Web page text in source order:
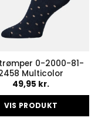
0-2000-81-
Multicolor
49,95 kr.
VIS PRODUKT